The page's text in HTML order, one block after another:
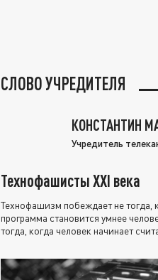
СЛОВО УЧРЕДИТЕЛЯ
КОНСТАНТИН
Учредитель
Технофашисты XXI века
Технофашизм побеждает не тогда,
программа становится умнее
тогда, когда человек начинает